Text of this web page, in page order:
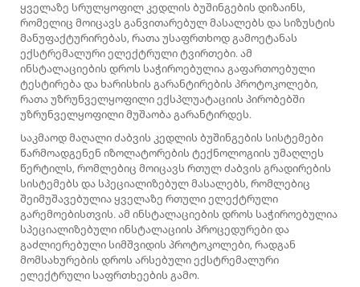
ყველაზე სრულყოფილ კედლის ბუშინგების დიზაინს,
რომელიც მოიცავს განვითარებულ მასალებს და სიზუსტის
მანუფაქტურირებას, რათა უსაფრთხოდ გამოეტანას
ექსტრემალური ელექტრული ტვირთები. ამ
ინსტალაციების დროს საჭიროებულია გაფართოებული
ტესტირება და ხარისხის გარანტირების პროტოკოლები,
რათა უზრუნველყოფილი ექსპლუატაციის პირობებში
უზრუნველყოფილი მუშაობა გარანტირდეს.
Საკმაოდ მაღალი ძაბვის კედლის ბუშინგების სისტემები
წარმოადგენენ იზოლატორების ტექნოლოგიის უმაღლეს
წერტილს, რომლებიც მოიცავს რთულ ძაბვის გრადირების
სისტემებს და სპეციალიზებულ მასალებს, რომლებიც
შეიმუშავებულია ყველაზე რთული ელექტრული
გარემოებისთვის. ამ ინსტალაციების დროს საჭიროებულია
სპეციალიზებული ინსტალაციის პროცედურები და
გაძლიერებული სიმშვიდის პროტოკოლები, რადგან
მომსახურების დროს არსებული ექსტრემალური
ელექტრული საფრთხეების გამო.